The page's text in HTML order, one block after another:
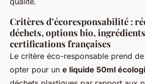
Critères d’écoresponsabilité :
déchets, options bio,
certifications françaises
Le critère éco-responsable prend
opter pour un e liquide 50ml